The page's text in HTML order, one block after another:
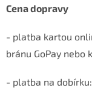
Cena dopravy
- platba kartou
bránu GoPay nebo
- platba na